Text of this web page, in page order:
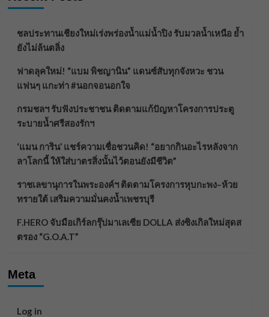
ชลประทานเชียงใหม่เร่งพร่องน้ำแม่น้ำปิง รับมวลน้ำเหนือ ย้ำ
ยังไม่ล้นตลิ่ง
ฟาดลุคใหม่! “แบม พิชญานิน” แดนซ์สับทุกจังหวะ ชวน
แฟนๆ แกะท่า #นอกจอนอกใจ
กรมชลฯ รับฟังประชาชน ติดตามแก้ปัญหาโครงการประตู
ระบายน้ำศรีสองรักฯ
‘แมน การิน’ แชร์ความเชื่อชวนคิด! “อยากกินอะไรหลังจาก
ลาโลกนี้ ให้ใส่บาตรสิ่งนั้นไว้ตอนยังมีชีวิต”
ราชเลขานุการในพระองค์ฯ ติดตามโครงการหุบกะพง–ห้วย
ทรายใต้ เสริมความมั่นคงน้ำเพชรบุรี
F.HERO จับมือเกิร์ลกรุ๊ปมาเลเซีย DOLLA ส่งซิงเกิลใหม่สุดส
ตรอง “G.O.A.T”
Meta
Log in